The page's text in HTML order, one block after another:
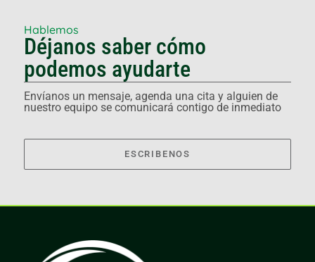
Hablemos
Déjanos saber cómo
podemos ayudarte
Envíanos un mensaje, agenda una cita y alguien de
nuestro equipo se comunicará contigo de inmediato
ESCRIBENOS